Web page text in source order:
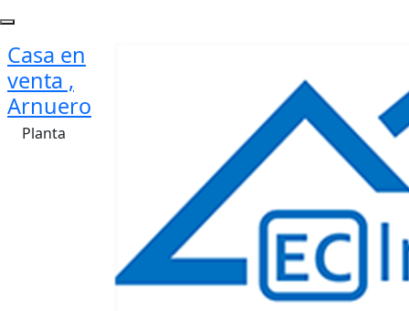
Casa en
venta ,
Arnuero
Planta